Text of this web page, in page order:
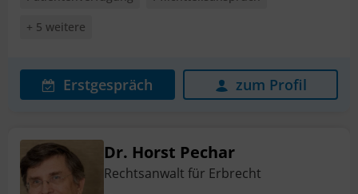
+ 5 weitere
Erstgespräch zum Profil
Dr. Horst Pechar
Rechtsanwalt für Erbrecht